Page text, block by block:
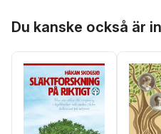
Du kanske också är